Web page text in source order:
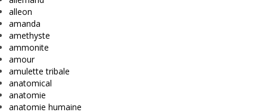
alleon
amanda
amethyste
ammonite
amour
amulette tribale
anatomical
anatomie
anatomie humaine